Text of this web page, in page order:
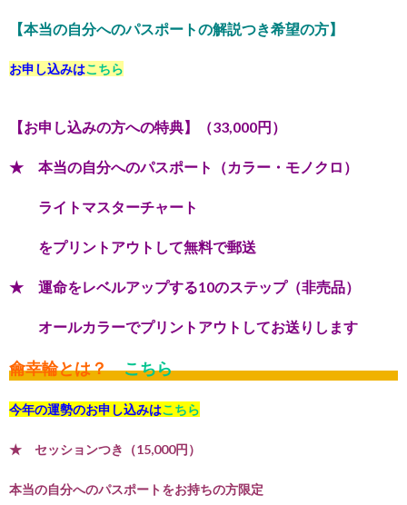
【本当の自分へのパスポートの解説つき希望の方】
お申し込みはこちら
【お申し込みの方への特典】（33,000円）
★ 本当の自分へのパスポート（カラー・モノクロ）
ライトマスターチャート
をプリントアウトして無料で郵送
★ 運命をレベルアップする10のステップ（非売品）
オールカラーでプリントアウトしてお送りします
龠幸輪とは？ こちら
今年の運勢のお申し込みはこちら
★ セッションつき（15,000円）
本当の自分へのパスポートをお持ちの方限定